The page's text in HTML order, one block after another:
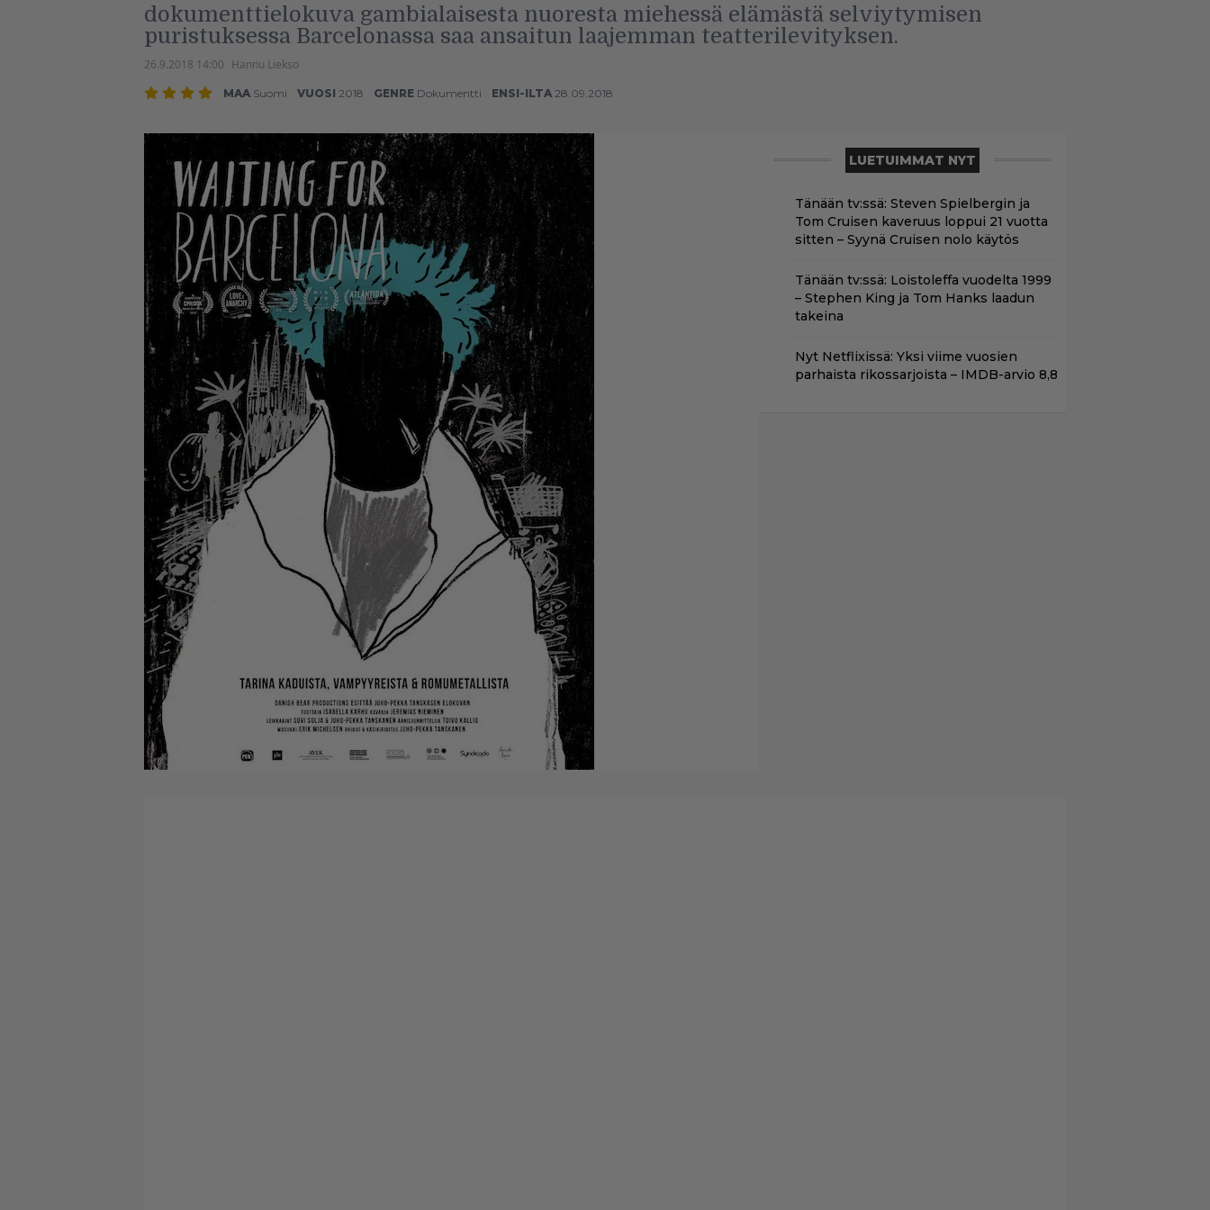
dokumenttielokuva gambialaisesta nuoresta miehessä elämästä selviytymisen
puristuksessa Barcelonassa saa ansaitun laajemman teatterilevityksen.
26.9.2018 14:00 Hannu Liekso
MAA Suomi VUOSI 2018 GENRE Dokumentti ENSI-ILTA28.09.2018
LUETUIMMAT NYT
Tänään tv:ssä: Steven Spielbergin ja
Tom Cruisen kaveruus loppui 21 vuotta
sitten – Syynä Cruisen nolo käytös
Tänään tv:ssä: Loistoleffa vuodelta 1999
– Stephen King ja Tom Hanks laadun
takeina
Nyt Netflixissä: Yksi viime vuosien
parhaista rikossarjoista – IMDB-arvio 8,8